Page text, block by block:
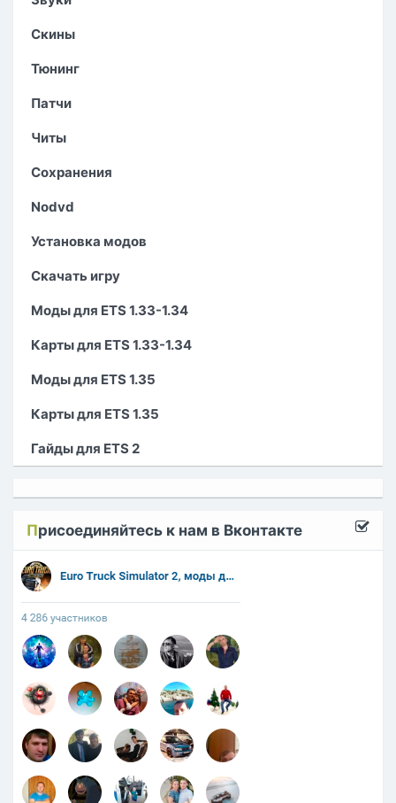
Скины
Тюнинг
Патчи
Читы
Сохранения
Nodvd
Установка модов
Скачать игру
Моды для ETS 1.33-1.34
Карты для ETS 1.33-1.34
Моды для ETS 1.35
Карты для ETS 1.35
Гайды для ETS 2
Присоединяйтесь к нам в Вконтакте